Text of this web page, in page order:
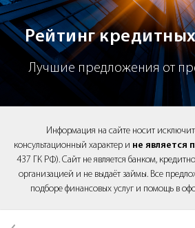
Рейтинг
Лучшие предложения от
Информация на сайте носит
консультационный характер и не является
437 ГК РФ). Сайт не является банком,
организацией и не выдаёт займы. Все
подборе финансовых услуг и помощь в